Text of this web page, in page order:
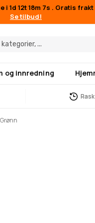
i 1d 12t 18m 6s . Gratis
Se tilbud!
og innredning